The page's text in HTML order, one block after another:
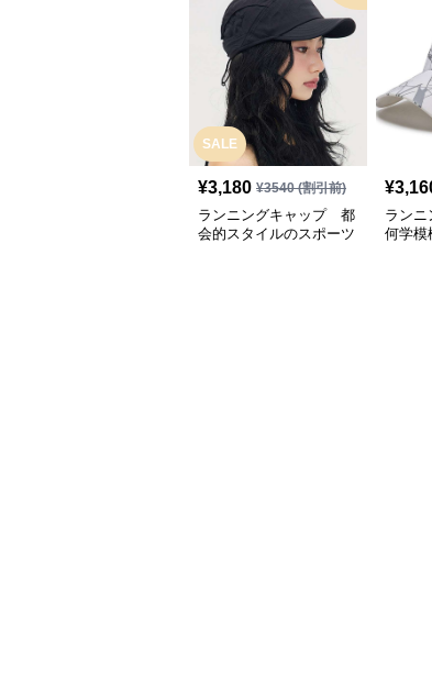
SALE
¥3,180 ¥3540(割引前)
ランニングキャップ 都
会的スタイルのスポーツ
¥
ラン
何学模